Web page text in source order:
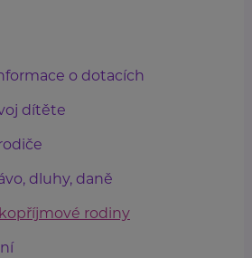
o dotacích
dítěte
dluhy, daně
rodiny